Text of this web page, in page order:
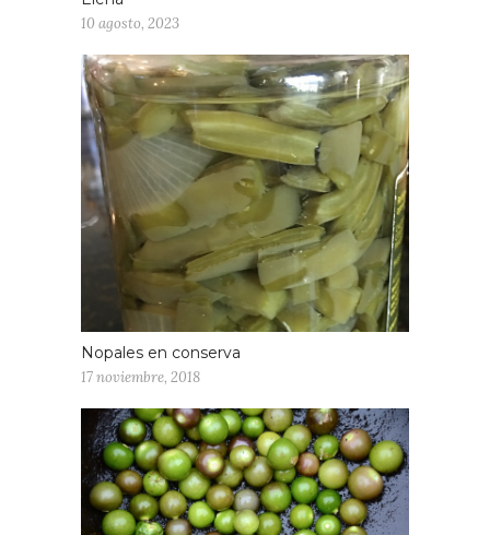
10 agosto, 2023
Nopales en conserva
17 noviembre, 2018